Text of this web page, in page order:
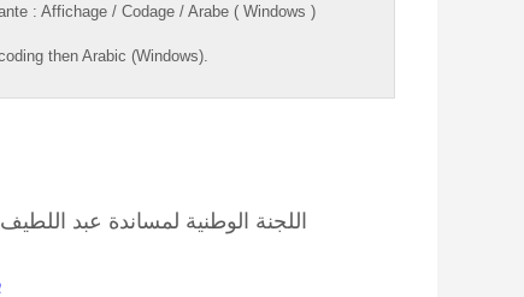
: Affichage/ Codage/ Arabe ( Windows )
then Arabic (Windows).
اللجنة الوطنية لمساندة عبد